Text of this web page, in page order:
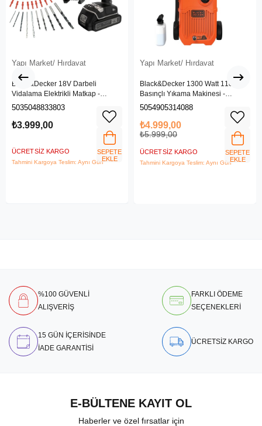
Yapı Market/ Hırdavat
Black&Decker 18V Darbeli
Vidalama Elektrikli Matkap -
BDCHD18SC1K-QW
5035048833803
₺3.999,00
ÜCRETSIZ KARGO
Tahmini Kargoya Teslim: Aynı Gün
SEPETE
EKLE
Yapı Market/ Hırdavat
Black&Decker 1300 Watt 110 Bar
Basınçlı Yıkama Makinesi -
(BEPW1300L-QS)
5054905314088
₺4.999,00
₺5.999,00
ÜCRETSIZ KARGO
Tahmini Kargoya Teslim: Aynı Gün
SEPETE
EKLE
%100 GÜVENLİ
ALIŞVERİŞ
FARKLI ÖDEME
SEÇENEKLERİ
15 GÜN İÇERİSİNDE
İADE GARANTİSİ
ÜCRETSİZ KARGO
E-BÜLTENE KAYIT OL
Haberler ve özel fırsatlar için